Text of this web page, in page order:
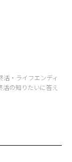
活・ライフエンディ
活の知りたいに答え